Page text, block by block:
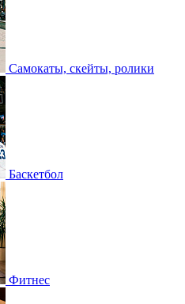
Самокаты, скейты, ролики
Баскетбол
Фитнес